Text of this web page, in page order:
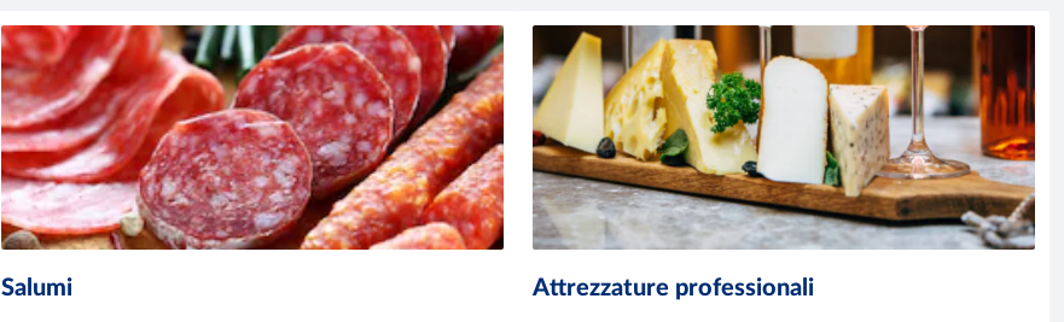
Salumi Attrezzature professionali